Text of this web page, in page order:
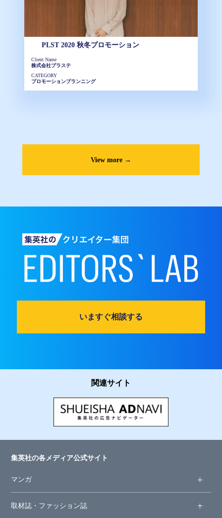
PLST 2020 秋冬プロモーション
Client Name
株式会社プラステ
CATEGORY
プロモーションプランニング
View more →
いますぐ相談する
関連サイト
集英社の各メディア公式サイト
マンガ
取材誌・ファッション誌